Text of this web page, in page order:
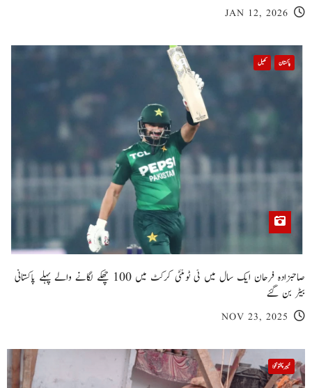
JAN 12, 2026
پاکستان کھیل
صاحبزادہ فرحان ایک سال میں ٹی ٹوئنٹی کرکٹ میں 100 چھکے لگانے والے پہلے پاکستانی
بیٹر بن گئے
NOV 23, 2025
خیبر پختونخوا